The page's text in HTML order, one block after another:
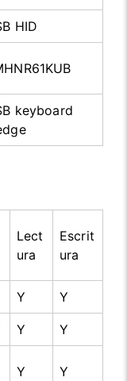
HID
keyboard
Lect
ura
Escrit
ura
Y Y
Y Y
Y Y